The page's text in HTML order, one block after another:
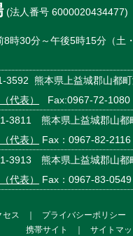
(法人番号 6000020434477)
8時30分～午後5時15分（土
熊本県上益城郡山都
代表）
Fax:0967-72-1080
3811 熊本県上益城郡山都
代表）
Fax：0967-82-2116
3913 熊本県上益城郡山都
代表）
Fax：0967-83-0549
ス ｜ プライバシーポリシー
携帯サイト
｜ サイトマ